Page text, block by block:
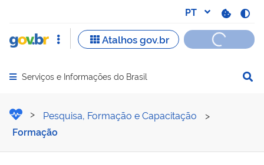
Abrir menu principal de navegação
Serviços e Informações do Brasil
Participar de cursos de
Pesquisa, Formação e Capacitação
>
Formação